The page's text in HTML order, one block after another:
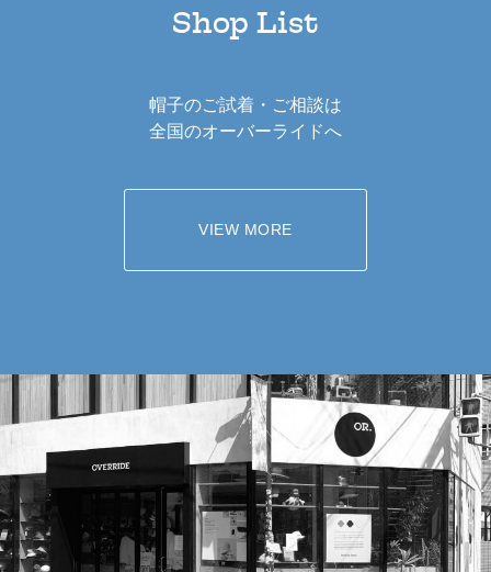
Shop List
帽子のご試着・ご相談は
全国のオーバーライドへ
VIEW MORE